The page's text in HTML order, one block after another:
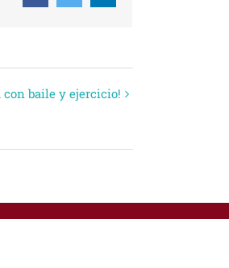
con baile y ejercicio!